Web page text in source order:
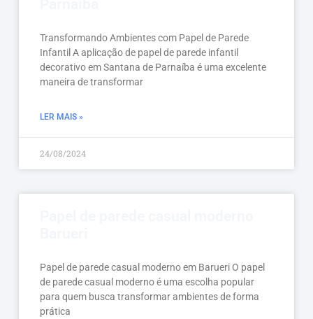
Transformando Ambientes com Papel de Parede
Infantil A aplicação de papel de parede infantil
decorativo em Santana de Parnaíba é uma excelente
maneira de transformar
LER MAIS »
24/08/2024
Papel de parede casual moderno em Barueri O papel
de parede casual moderno é uma escolha popular
para quem busca transformar ambientes de forma
prática